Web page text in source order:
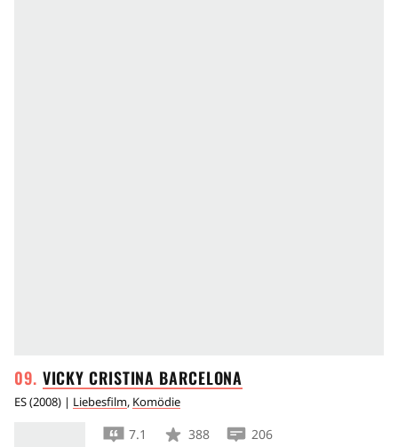
VICKY CRISTINA BARCELONA
ES(2008) | Liebesfilm, Komödie
7.1 388
206